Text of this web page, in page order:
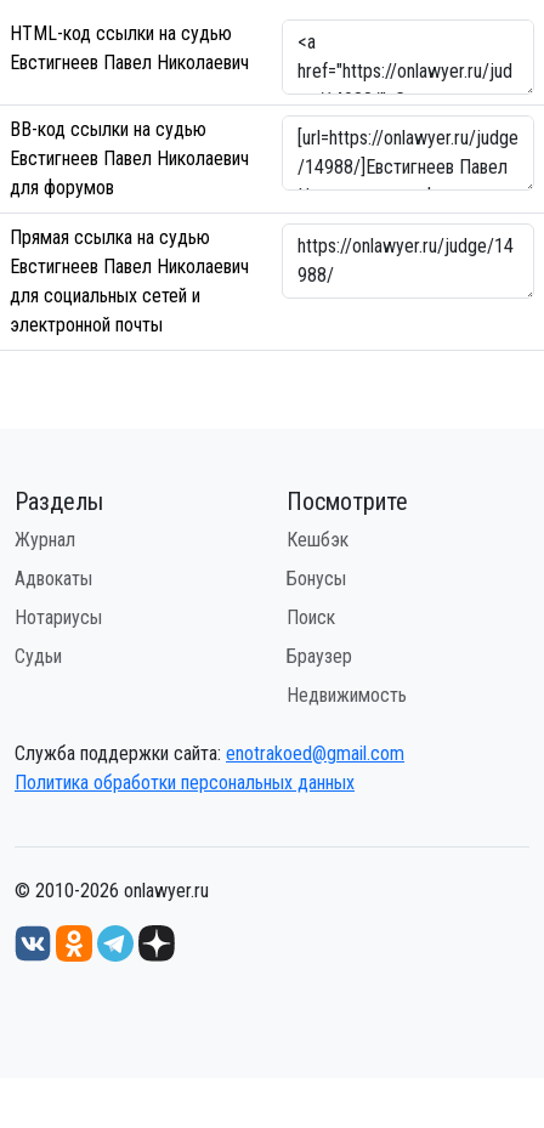
HTML-код ссылки на судью
Евстигнеев Павел Николаевич
BB-код ссылки на судью
Евстигнеев Павел Николаевич
для форумов
Прямая ссылка на судью
Евстигнеев Павел Николаевич
для социальных сетей и
электронной почты
Разделы
Журнал
Адвокаты
Нотариусы
Судьи
Посмотрите
Кешбэк
Бонусы
Поиск
Браузер
Недвижимость
Служба поддержки сайта: enotrakoed@gmail.com
Политика обработки персональных данных
© 2010-2026 onlawyer.ru